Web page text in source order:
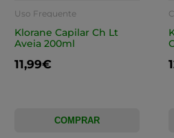
Uso Frequente
Klorane Capilar Ch Lt
Aveia 200ml
11,99€
COMPRAR